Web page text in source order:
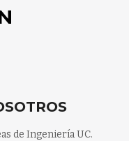
de Ingeniería UC.